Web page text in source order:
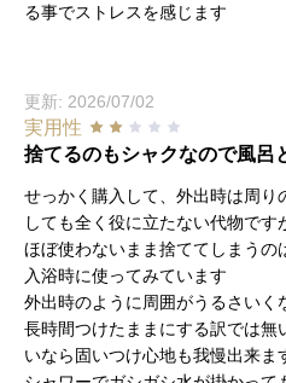
る事でストレスを感じます
更新: 2026/07/02
実用性
捨てるのもシャクなので風呂
せっかく購入して、外出時は周り
しても全く役に立たない代物です
ほぼ使わないまま捨ててしまうの
入浴時に使ってみています
外出時のように周囲がうるさいく
長時間つけたままにする訳では無
いなら固いつけ心地も我慢出来ま